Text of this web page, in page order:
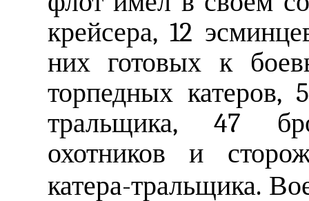
крейсера, 12
них готовых к
торпедных катеров,
тральщика, 47
охотников и
катера-тральщика.